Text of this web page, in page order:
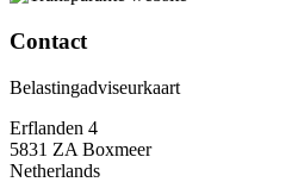
Contact
Belastingadviseurkaart
Erflanden 4
5831 ZA Boxmeer
Netherlands